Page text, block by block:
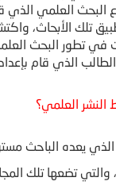
العلمي الذي
تلك الأبحاث،
تطور البحث
الذي قام
العلمي؟
يعده الباحث
والتي تضعها تلك